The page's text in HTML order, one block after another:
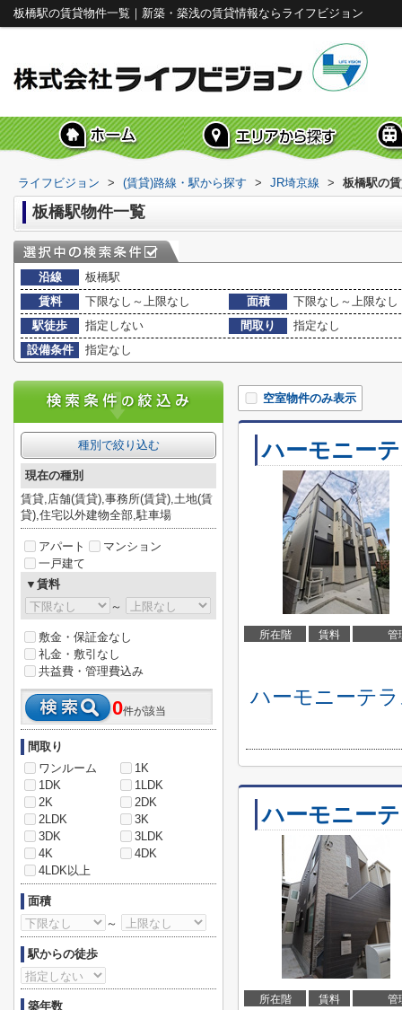
板橋駅の賃貸物件一覧｜新築・築浅の賃貸情報ならライフビジョン
ライフビジョン > (賃貸)路線・駅から探す > JR埼京線 > 板橋駅の
板橋駅物件一覧
沿線
板橋駅
賃料
下限なし～上限なし 面積
下限なし～上限なし
駅徒歩
指定しない 間取り
指定なし
設備条件
指定なし
空室物件のみ表示
ハーモニー
所在階 賃料 管
ハーモニーテ
ハーモニー
所在階 賃料 管
種別で絞り込む
現在の種別
賃貸,店舗(賃貸),事務所(賃貸),土地(賃
貸),住宅以外建物全部,駐車場
アパート
マンション
一戸建て
▼賃料
～
敷金・保証金なし
礼金・敷引なし
共益費・管理費込み
0件が該当
間取り
ワンルーム
1K
1DK
1LDK
2K
2DK
2LDK
3K
3DK
3LDK
4K
4DK
4LDK以上
面積
～
駅からの徒歩
築年数